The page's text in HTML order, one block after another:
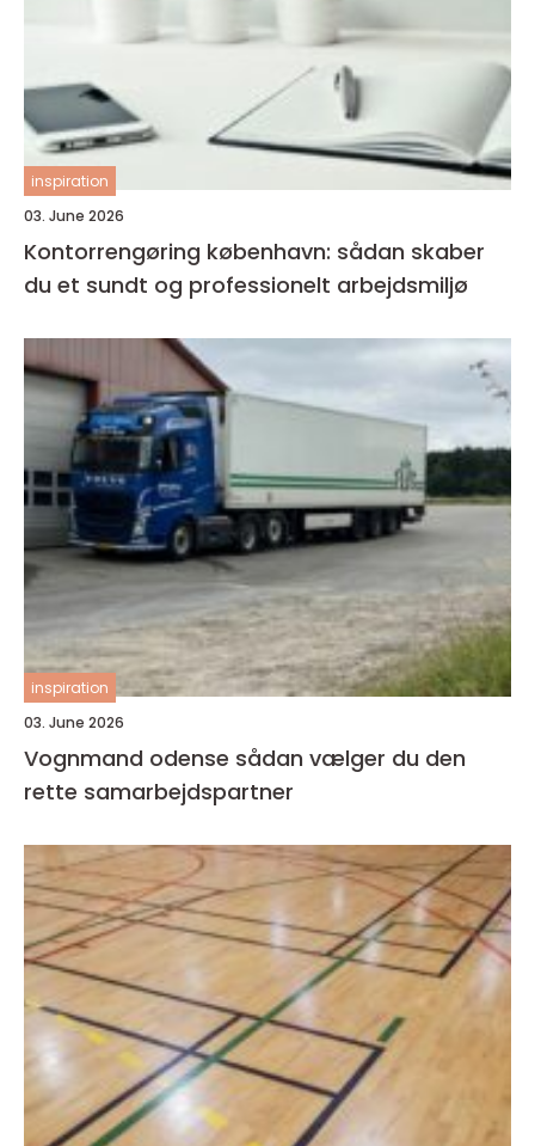
inspiration
03. June 2026
Kontorrengøring københavn: sådan skaber
du et sundt og professionelt arbejdsmiljø
inspiration
03. June 2026
Vognmand odense sådan vælger du den
rette samarbejdspartner